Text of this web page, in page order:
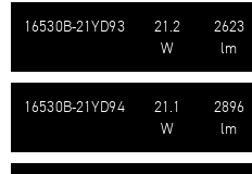
16530B-​21YD93
21.2
W
2623
lm
16530B-​21YD94
21.1
W
2896
lm